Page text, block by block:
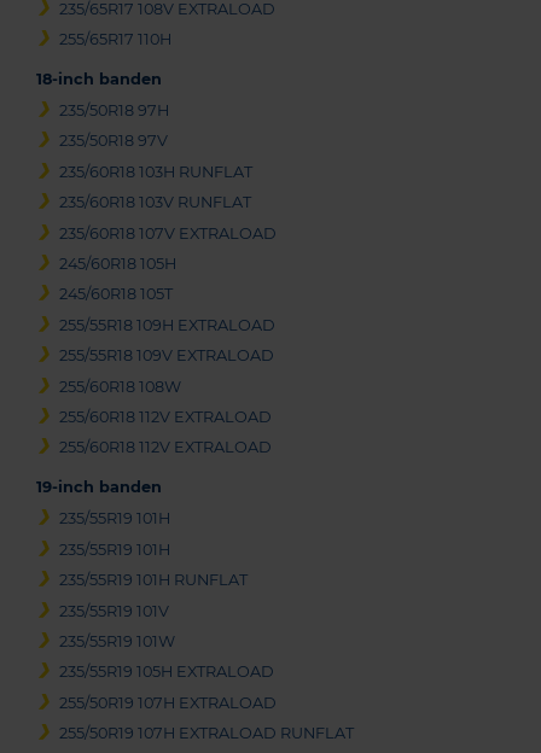
235/65R17 108V EXTRALOAD
255/65R17 110H
18-inch banden
235/50R18 97H
235/50R18 97V
235/60R18 103H RUNFLAT
235/60R18 103V RUNFLAT
235/60R18 107V EXTRALOAD
245/60R18 105H
245/60R18 105T
255/55R18 109H EXTRALOAD
255/55R18 109V EXTRALOAD
255/60R18 108W
255/60R18 112V EXTRALOAD
255/60R18 112V EXTRALOAD
19-inch banden
235/55R19 101H
235/55R19 101H
235/55R19 101H RUNFLAT
235/55R19 101V
235/55R19 101W
235/55R19 105H EXTRALOAD
255/50R19 107H EXTRALOAD
255/50R19 107H EXTRALOAD RUNFLAT